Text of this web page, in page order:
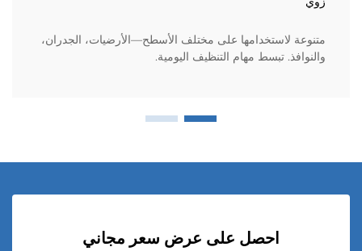
متنوعة لاستخدامها على مختلف الأسطح—الأرضيات، الجدران،
والنوافذ. تبسط مهام التنظيف اليومية.
احصل على عرض سعر مجاني